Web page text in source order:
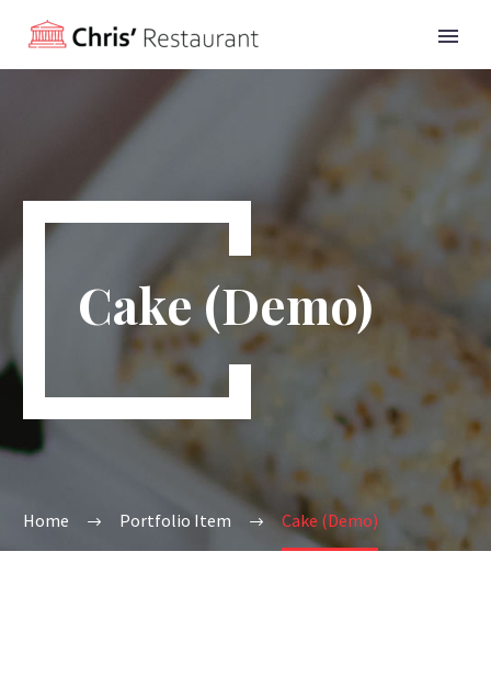
Cake (Demo)
Home Portfolio Item Cake (Demo)